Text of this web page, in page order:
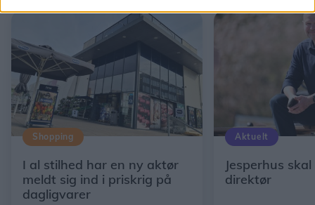
Shopping
I al stilhed har en ny aktør
meldt sig ind i priskrig på
dagligvarer
Aktuelt
Jesperhus
direktør